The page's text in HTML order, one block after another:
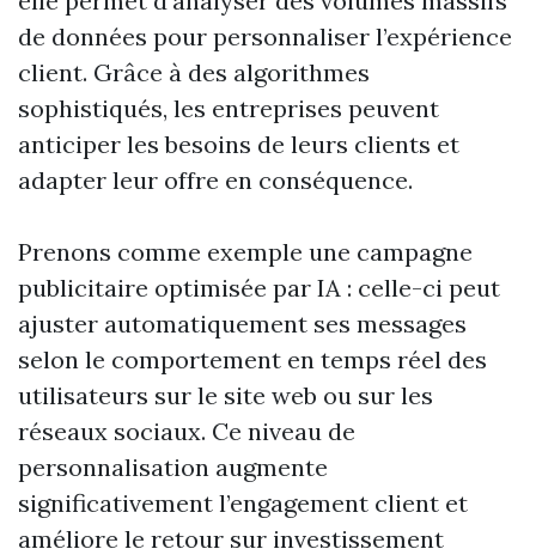
de données pour personnaliser l’expérience
client. Grâce à des algorithmes
sophistiqués, les entreprises peuvent
anticiper les besoins de leurs clients et
adapter leur offre en conséquence.
Prenons comme exemple une campagne
publicitaire optimisée par IA : celle-ci peut
ajuster automatiquement ses messages
selon le comportement en temps réel des
utilisateurs sur le site web ou sur les
réseaux sociaux. Ce niveau de
personnalisation augmente
significativement l’engagement client et
améliore le retour sur investissement